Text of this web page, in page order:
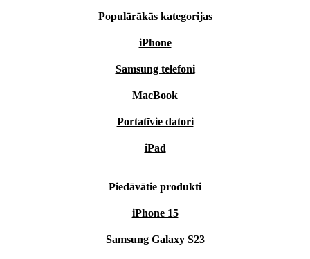
Populārākās kategorijas
iPhone
Samsung telefoni
MacBook
Portatīvie datori
iPad
Piedāvātie produkti
iPhone 15
Samsung Galaxy S23